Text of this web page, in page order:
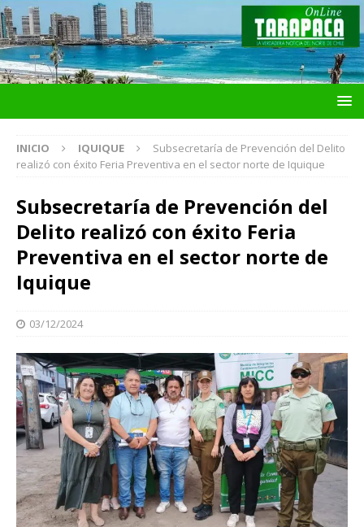
INICIO IQUIQUE
Subsecretaría de Prevención del Delito
realizó con éxito Feria Preventiva en el sector norte de Iquique
Subsecretaría de Prevención del
Delito realizó con éxito Feria
Preventiva en el sector norte de
Iquique
03/12/2024